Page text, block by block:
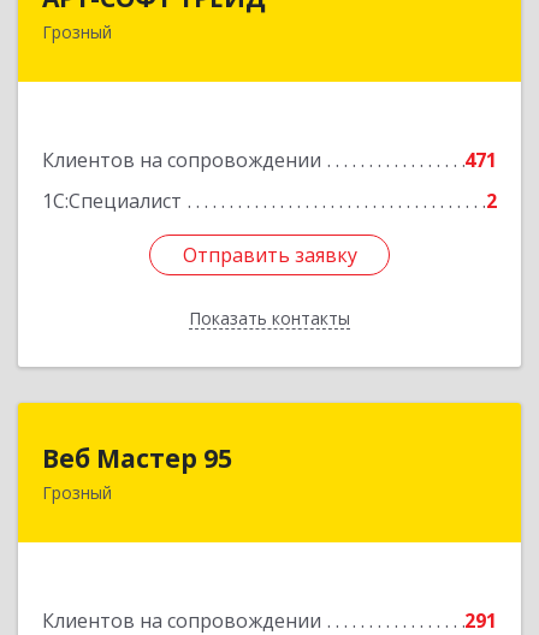
Грозный
Клиентов на сопровождении
471
1С:Специалист
2
Отправить заявку
Показать контакты
364013, Чеченская Респ, Грозный г, Полярников
Отправить заявку
Назад
Веб Мастер 95
Грозный
Клиентов на сопровождении
291
Подробнее